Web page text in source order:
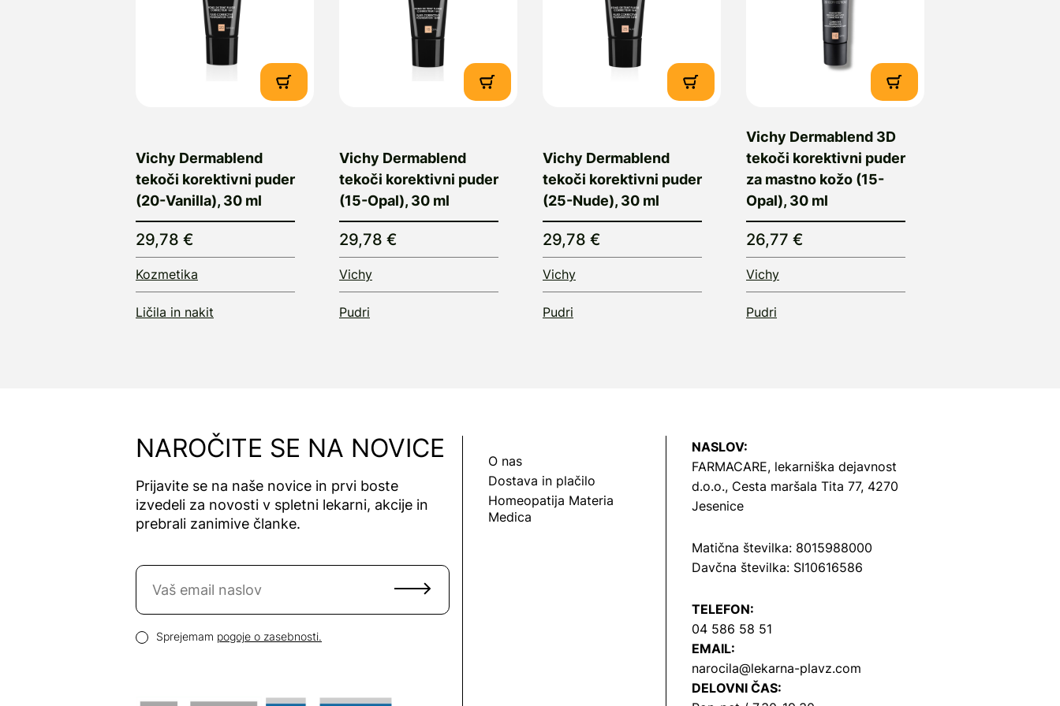
Vichy Dermablend
tekoči korektivni puder
(20-Vanilla), 30 ml
29,78 €
Kozmetika
Ličila in nakit
Vichy Dermablend
tekoči korektivni puder
(15-Opal), 30 ml
29,78 €
Vichy
Pudri
Vichy Dermablend
tekoči korektivni puder
(25-Nude), 30 ml
29,78 €
Vichy
Pudri
Vichy Dermablend 3D
tekoči korektivni puder
za mastno kožo (15-
Opal), 30 ml
26,77 €
Vichy
Pudri
NAROČITE SE NA NOVICE
Prijavite se na naše novice in prvi boste
izvedeli za novosti v spletni lekarni, akcije in
prebrali zanimive članke.
Naročite se na novice
Pogoji zasebnosti
Sprejemam pogoje o zasebnosti.
O nas
Dostava in plačilo
Homeopatija Materia
Medica
NASLOV:
FARMACARE, lekarniška dejavnost
d.o.o., Cesta maršala Tita 77, 4270
Jesenice
Matična številka: 8015988000
Davčna številka: SI10616586
TELEFON:
04 586 58 51
EMAIL:
narocila@lekarna-plavz.com
DELOVNI ČAS: